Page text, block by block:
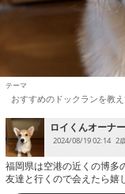
おすすめのドックランを教え
ロイくんオーナー
2024/08/19 02:14 2
福岡県は空港の近くの博多
友達と行くので会えたら嬉